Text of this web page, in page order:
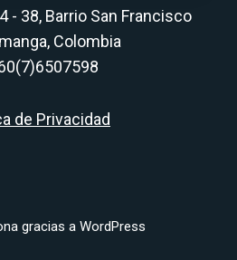
- 38, Barrio San Francisco
Colombia
de Privacidad
gracias a WordPress